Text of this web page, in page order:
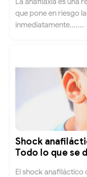
que pone en riesgo
inmediatamente.......
Shock
Todo lo que se
El shock anafiláctico